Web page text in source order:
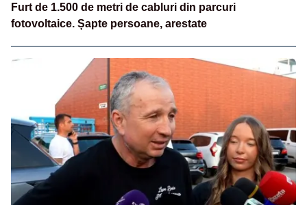
Furt de 1.500 de metri de cabluri din parcuri
fotovoltaice. Șapte persoane, arestate